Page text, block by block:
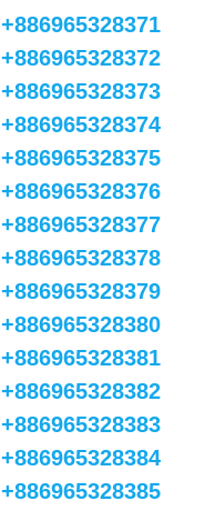
+886965328371
+886965328372
+886965328373
+886965328374
+886965328375
+886965328376
+886965328377
+886965328378
+886965328379
+886965328380
+886965328381
+886965328382
+886965328383
+886965328384
+886965328385